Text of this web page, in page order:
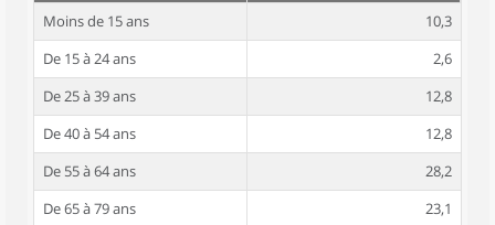
Moins de 15 ans
10,3
De 15 à 24 ans
2,6
De 25 à 39 ans
12,8
De 40 à 54 ans
12,8
De 55 à 64 ans
28,2
De 65 à 79 ans
23,1